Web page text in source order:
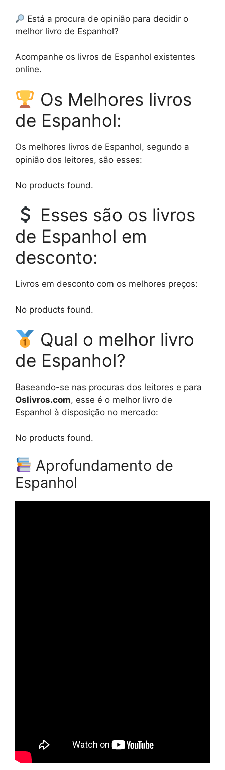
Está a procura de opinião para decidir o
melhor livro de Espanhol?
Acompanhe os livros de Espanhol existentes
online.
Os Melhores livros
de Espanhol:
Os melhores livros de Espanhol, segundo a
opinião dos leitores, são esses:
No products found.
Esses são os livros
de Espanhol em
desconto:
Livros em desconto com os melhores preços:
No products found.
Qual o melhor livro
de Espanhol?
Baseando-se nas procuras dos leitores e para
Oslivros.com, esse é o melhor livro de
Espanhol à disposição no mercado:
No products found.
Aprofundamento de
Espanhol